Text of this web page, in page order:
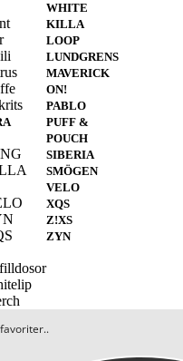
WHITE
KILLA
LOOP
LUNDGRENS
MAVERICK
ON!
PABLO
PUFF &
POUCH
SIBERIA
SMÖGEN
VELO
XQS
Z!XS
ZYN